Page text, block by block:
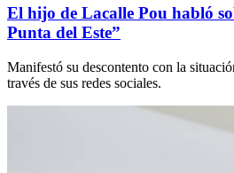
El hijo de Lacalle Pou habló
Punta del Este”
Manifestó su descontento con la
través de sus redes sociales.